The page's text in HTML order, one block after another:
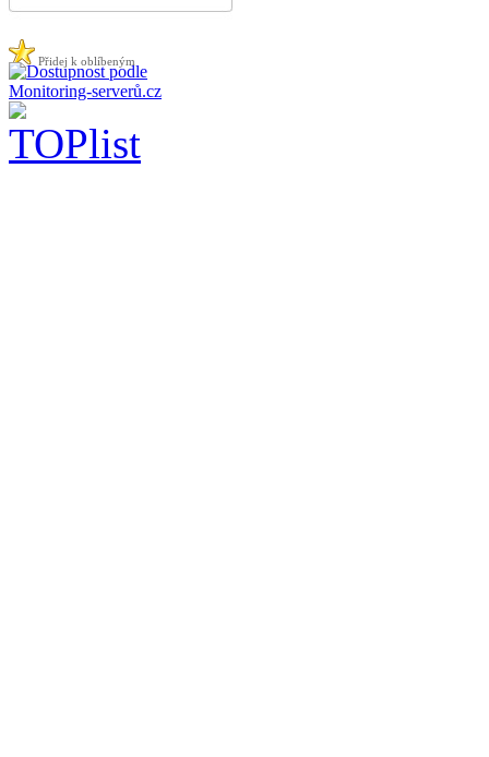
Přidej k oblíbeným